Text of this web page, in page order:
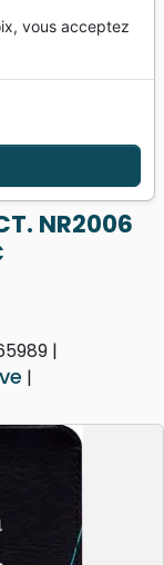
commande
SOUPLE
NR2006
vous acceptez